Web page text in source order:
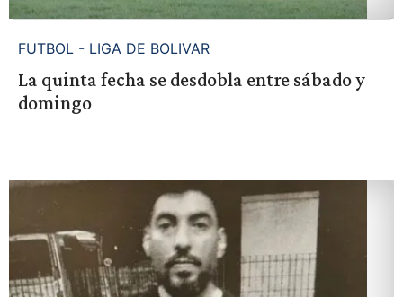
FUTBOL - LIGA DE BOLIVAR
La quinta fecha se desdobla entre sábado y
domingo